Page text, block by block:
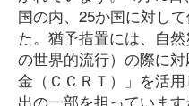
国の内、25か国に対し
た。猶予措置には、自
の世界的流行）の際に
金（ＣＣＲＴ）」を活
出の一部を担っていま